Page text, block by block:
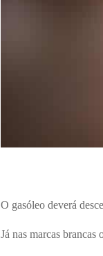
O gasóleo deverá
Já nas marcas